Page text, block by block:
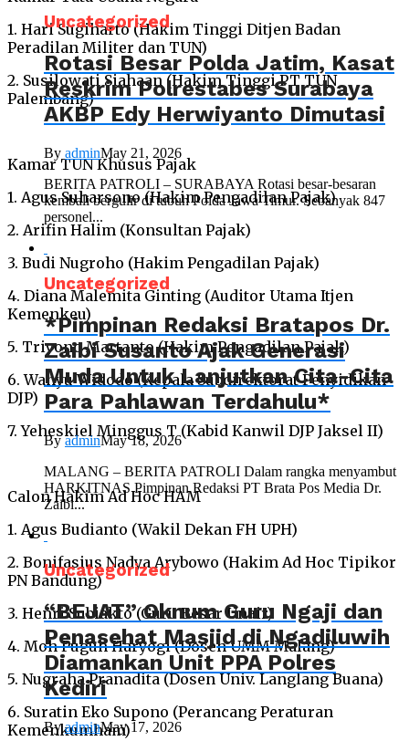
1. Hari Sugiharto (Hakim Tinggi Ditjen Badan
Peradilan Militer dan TUN)
2. Susilowati Siahaan (Hakim Tinggi PT TUN
Palembang)
Kamar TUN Khusus Pajak
1. Agus Suharsono (Hakim Pengadilan Pajak)
2. Arifin Halim (Konsultan Pajak)
3. Budi Nugroho (Hakim Pengadilan Pajak)
4. Diana Malemita Ginting (Auditor Utama Itjen
Kemenkeu)
5. Triyono Martanto (Hakim Pengadilan Pajak)
6. Wahyu Widodo (Kepala Subdirektorat Penyidikan
DJP)
7. Yeheskiel Minggus T (Kabid Kanwil DJP Jaksel II)
Calon Hakim Ad Hoc HAM
1. Agus Budianto (Wakil Dekan FH UPH)
2. Bonifasius Nadya Arybowo (Hakim Ad Hoc Tipikor
PN Bandung)
3. Henri Subiakto (Guru Besar Unair)
4. Moh Puguh Haryogi (Dosen UMM Malang)
5. Nugraha Pranadita (Dosen Univ. Langlang Buana)
6. Suratin Eko Supono (Perancang Peraturan
Kemenkumham)
Uncategorized
Rotasi Besar Polda Jatim, Kasat
Reskrim Polrestabes Surabaya
AKBP Edy Herwiyanto Dimutasi
By adminMay 21, 2026
BERITA PATROLI – SURABAYA Rotasi besar-besaran
kembali bergulir di tubuh Polda Jawa Timur. Sebanyak 847
personel...
Uncategorized
*Pimpinan Redaksi Bratapos Dr.
Zaibi Susanto Ajak Generasi
Muda Untuk Lanjutkan Cita-Cita
Para Pahlawan Terdahulu*
ByadminMay 18, 2026
MALANG – BERITA PATROLI Dalam rangka menyambut
HARKITNAS Pimpinan Redaksi PT Brata Pos Media Dr.
Zaibi...
Uncategorized
“BEJAT” Oknum Guru Ngaji dan
Penasehat Masjid di Ngadiluwih
Diamankan Unit PPA Polres
Kediri
ByadminMay 17, 2026